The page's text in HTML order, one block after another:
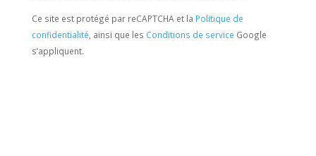
Ce site est protégé par reCAPTCHA et la Politique de
confidentialité , ainsi que les Conditions de service Google
s’appliquent.